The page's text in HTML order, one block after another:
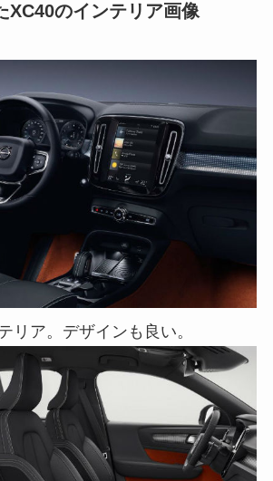
XC40のインテリア画像
リア。デザインも良い。